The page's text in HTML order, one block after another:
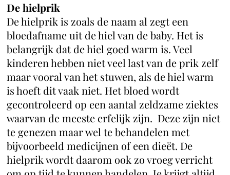
De hielprik
De hielprik is zoals de naam al zegt een
bloedafname uit de hiel van de baby. Het is
belangrijk dat de hiel goed warm is. Veel
kinderen hebben niet veel last van de prik zelf
maar vooral van het stuwen, als de hiel warm
is hoeft dit vaak niet. Het bloed wordt
gecontroleerd op een aantal zeldzame ziektes
waarvan de meeste erfelijk zijn. Deze zijn niet
te genezen maar wel te behandelen met
bijvoorbeeld medicijnen of een dieët. De
hielprik wordt daarom ook zo vroeg verricht